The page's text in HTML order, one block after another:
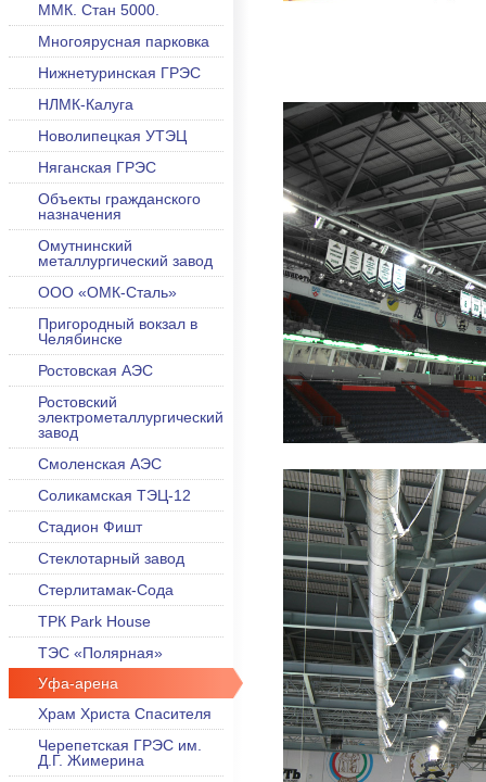
ММК. Стан 5000.
Многоярусная парковка
Нижнетуринская ГРЭС
НЛМК-Калуга
Новолипецкая УТЭЦ
Няганская ГРЭС
Объекты гражданского
назначения
Омутнинский
металлургический завод
ООО «ОМК-Сталь»
Пригородный вокзал в
Челябинске
Ростовская АЭС
Ростовский
электрометаллургический
завод
Смоленская АЭС
Соликамская ТЭЦ-12
Стадион Фишт
Стеклотарный завод
Стерлитамак-Сода
ТРК Park House
ТЭС «Полярная»
Уфа-арена
Храм Христа Спасителя
Черепетская ГРЭС им.
Д.Г. Жимерина